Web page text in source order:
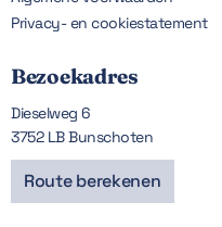
Privacy- en cookiestatement
Bezoekadres
Dieselweg 6
3752 LB Bunschoten
Route berekenen